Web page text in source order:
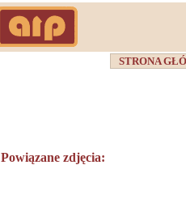
STRONA
Powiązane zdjęcia: